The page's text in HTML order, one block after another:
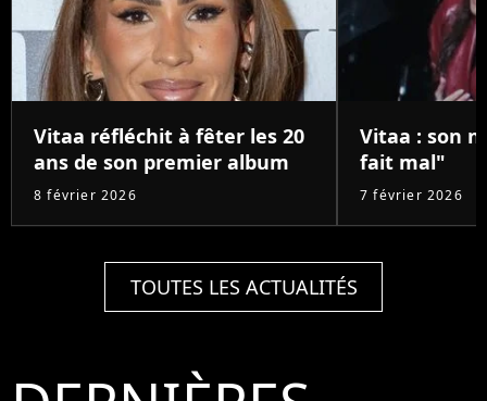
Vitaa réfléchit à fêter les 20
ans de son premier album
8 février 2026
Vitaa : son
fait mal"
7 février 2026
TOUTES LES ACTUALITÉS